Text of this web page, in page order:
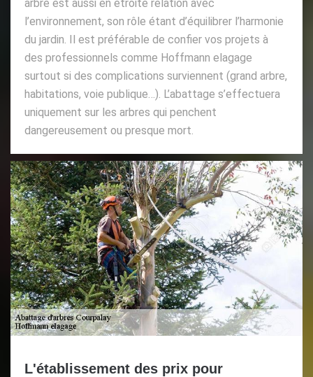
arbre est aussi en étroite relation avec
l’environnement, son rôle étant d’équilibrer l’harmonie
du jardin. Il est préférable de confier vos projets à
des professionnels comme Hoffmann elagage
surtout si des complications surviennent (grand arbre,
habitations, voie publique…). L’abattage s’effectuera
uniquement sur les arbres qui penchent
dangereusement ou presque mort.
L'établissement des prix pour